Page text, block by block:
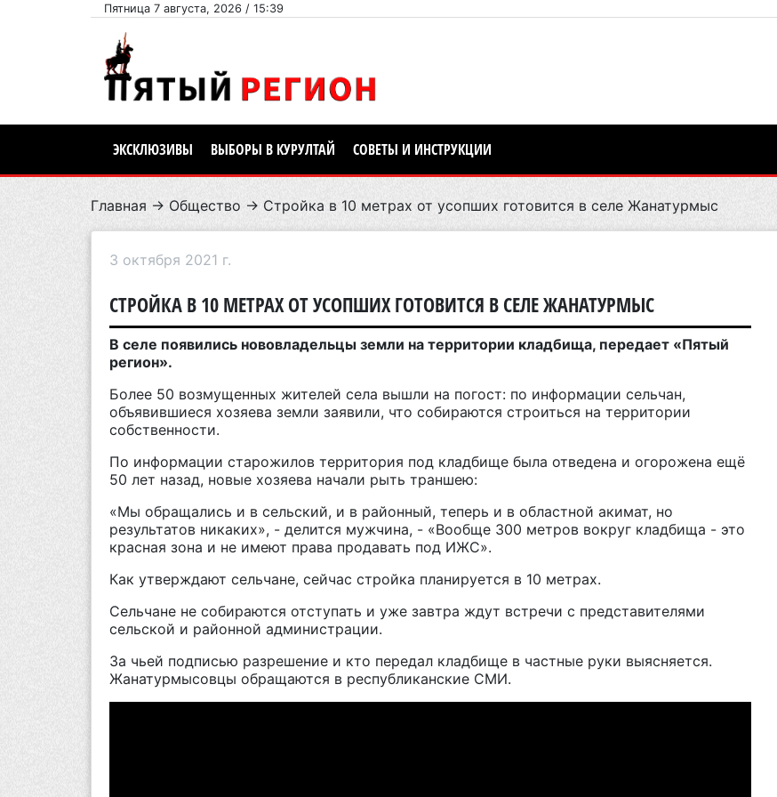
Пятница 7 августа, 2026 / 15:39
ЭКСКЛЮЗИВЫ ВЫБОРЫ В КУРУЛТАЙ СОВЕТЫ И ИНСТРУКЦИИ
Главная → Общество → Стройка в 10 метрах от усопших готовится в селе Жанатурмыс
3 октября 2021 г.
СТРОЙКА В 10 МЕТРАХ ОТ УСОПШИХ ГОТОВИТСЯ В СЕЛЕ ЖАНАТУРМЫС
В селе появились нововладельцы земли на территории кладбища, передает «Пятый
регион».
Более 50 возмущенных жителей села вышли на погост: по информации сельчан,
объявившиеся хозяева земли заявили, что собираются строиться на территории
собственности.
По информации старожилов территория под кладбище была отведена и огорожена ещё
50 лет назад, новые хозяева начали рыть траншею:
«Мы обращались и в сельский, и в районный, теперь и в областной акимат, но
результатов никаких», - делится мужчина, - «Вообще 300 метров вокруг кладбища - это
красная зона и не имеют права продавать под ИЖС».
Как утверждают сельчане, сейчас стройка планируется в 10 метрах.
Сельчане не собираются отступать и уже завтра ждут встречи с представителями
сельской и районной администрации.
За чьей подписью разрешение и кто передал кладбище в частные руки выясняется.
Жанатурмысовцы обращаются в республиканские СМИ.